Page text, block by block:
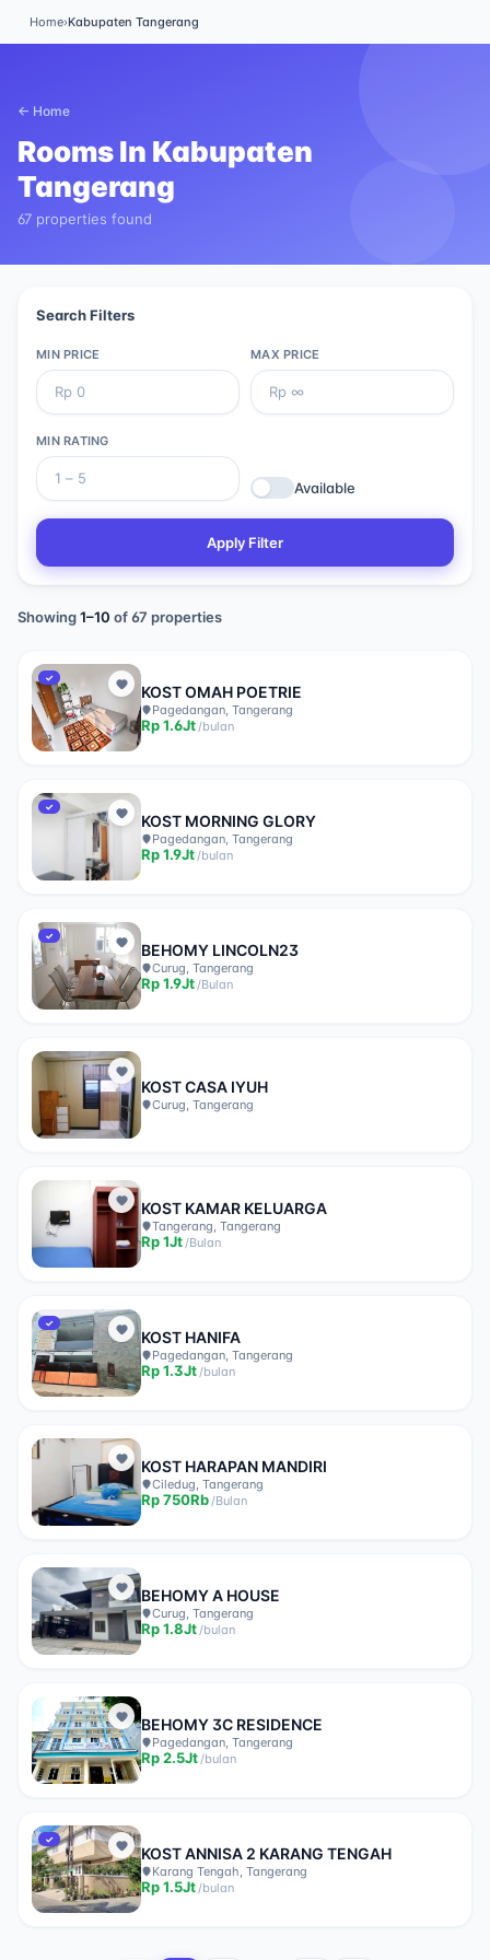
Home›Kabupaten Tangerang
← Home
Rooms In Kabupaten
Tangerang
67 properties found
Search Filters
MIN PRICE MAX PRICE
MIN RATING
Available
Apply Filter
Showing1–10 of67 properties
✓
KOST OMAH POETRIE
Pagedangan, Tangerang
Rp1.6Jt/bulan
✓
KOST MORNING GLORY
Pagedangan, Tangerang
Rp1.9Jt/bulan
✓
BEHOMY LINCOLN23
Curug, Tangerang
Rp1.9Jt/Bulan
KOST CASA IYUH
Curug, Tangerang
KOST KAMAR KELUARGA
Tangerang, Tangerang
Rp1Jt/Bulan
✓
KOST HANIFA
Pagedangan, Tangerang
Rp1.3Jt/bulan
KOST HARAPAN MANDIRI
Ciledug, Tangerang
Rp750Rb/Bulan
BEHOMY A HOUSE
Curug, Tangerang
Rp1.8Jt/bulan
BEHOMY 3C RESIDENCE
Pagedangan, Tangerang
Rp2.5Jt/bulan
✓
KOST ANNISA 2 KARANG TENGAH
Karang Tengah, Tangerang
Rp1.5Jt/bulan